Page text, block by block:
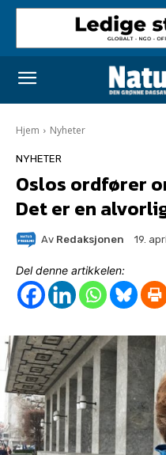
Hjem Nyheter
NYHETER
Oslos ordfører
Det er en
Av Redaksjonen 19.
Del denne artikkelen: